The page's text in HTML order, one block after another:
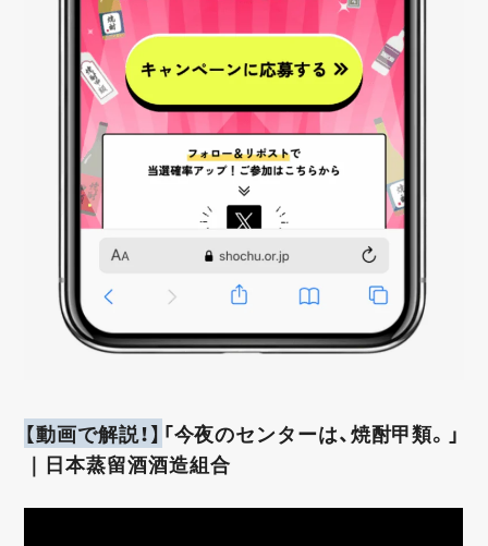
【動画で解説！】 「今夜のセンターは、焼酎甲類。」
｜日本蒸留酒酒造組合